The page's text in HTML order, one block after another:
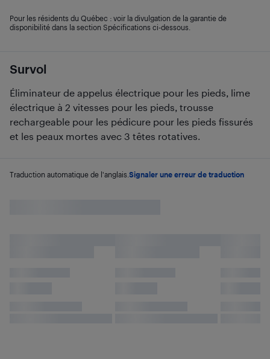
Survol
Éliminateur de appelus électrique pour les pieds, lime
électrique à 2 vitesses pour les pieds, trousse
rechargeable pour les pédicure pour les pieds fissurés
et les peaux mortes avec 3 têtes rotatives.
Traduction automatique de l'anglais. Signaler une erreur de traduction
Pour les résidents du Québec : voir la divulgation de la garantie de
disponibilité dans la section Spécifications ci-dessous.